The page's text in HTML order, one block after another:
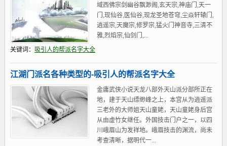
域西佛宗剑幽谷飘渺阁,玄天宗,神庙门,天一
门,现仙谷,医仙谷,现龙圣地苍穹,尘焱轩辕门,
逍遥宗,天魔宗,修罗宗,猛火门神音寺,三清不
雅,烈焰宗,仙剑门,...
关键词： 吸引人的帮派名字大全
江湖门派名各种类型的-吸引人的帮派名字大全
金庸武侠小说天龙八部外天山派分部所正在
地，建于天山缥缈峰之上，本宫从为逍遥派
三老外的大师姐天山童姥，天山童姥身后宫
从由虚竹女继任。外国技击门户之一，以四
川峨眉山为发祥地。峨眉技击的渊流，尚未
考查清晰，据明代一...